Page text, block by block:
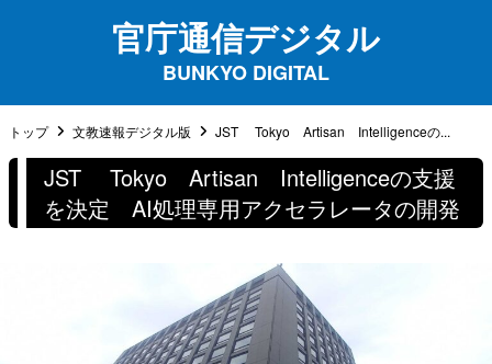
官庁通信デジタル
BUNKYO DIGITAL
トップ 文教速報デジタル版 JST Tokyo Artisan Intelligenceの...
JST Tokyo Artisan Intelligenceの支援
を決定 AI処理専用アクセラレータの開発